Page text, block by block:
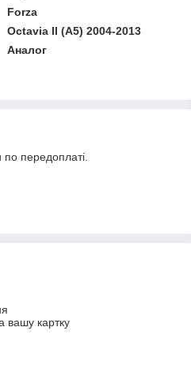
Forza
Octavia II (A5) 2004-2013
Аналог
по передоплаті.
вашу картку